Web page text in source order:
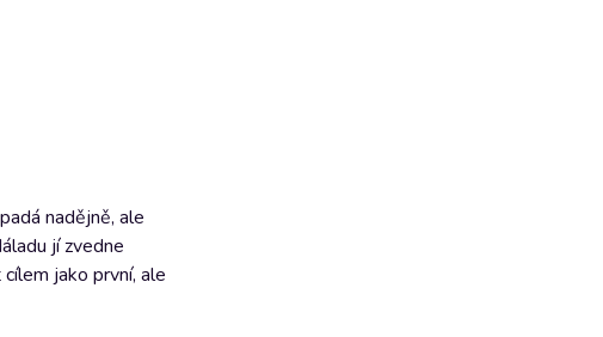
nadějně, ale
jí zvedne
jako první, ale